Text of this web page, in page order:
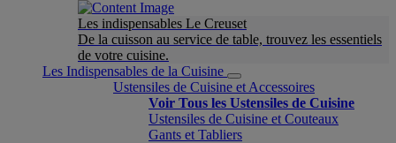
Les indispensables Le Creuset
De la cuisson au service de table, trouvez les essentiels
de votre cuisine.
Les Indispensables de la Cuisine
Ustensiles de Cuisine et Accessoires
Voir Tous les Ustensiles de Cuisine
Ustensiles de Cuisine et Couteaux
Gants et Tabliers